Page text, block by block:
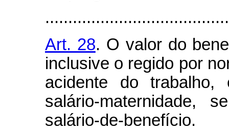
Art. 28. O valor do
inclusive o regido por
acidente do
salário-maternidade,
salário-de-benefício.